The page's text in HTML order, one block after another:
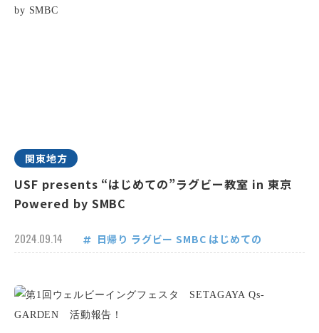
関東地方
USF presents “はじめての”ラグビー教室 in 東京
Powered by SMBC
2024.09.14 日帰り ラグビー SMBC はじめての